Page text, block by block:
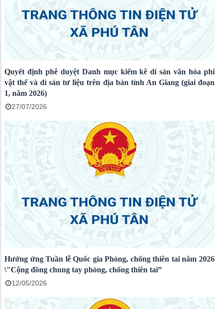
Quyết định phê duyệt Danh mục kiểm kê di sản văn hóa phi
vật thể và di sản tư liệu trên địa bàn tỉnh An Giang (giai đoạn
1, năm 2026)
27/07/2026
Hưởng ứng Tuần lễ Quốc gia Phòng, chống thiên tai năm 2026
\"Cộng đồng chung tay phòng, chống thiên tai”
12/05/2026